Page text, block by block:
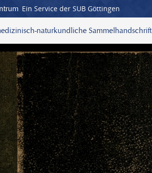
Ein Service der SUB Göttingen
naturkundliche Sammelhandschrift